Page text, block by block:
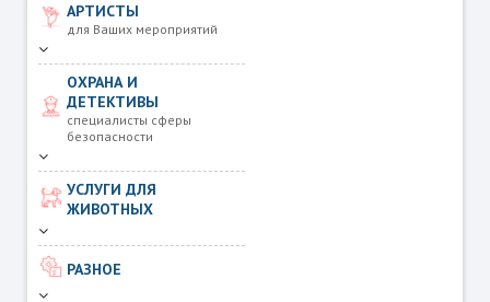
АРТИСТЫ
для Ваших мероприятий
ОХРАНА И
ДЕТЕКТИВЫ
специалисты сферы
безопасности
УСЛУГИ ДЛЯ
ЖИВОТНЫХ
РАЗНОЕ